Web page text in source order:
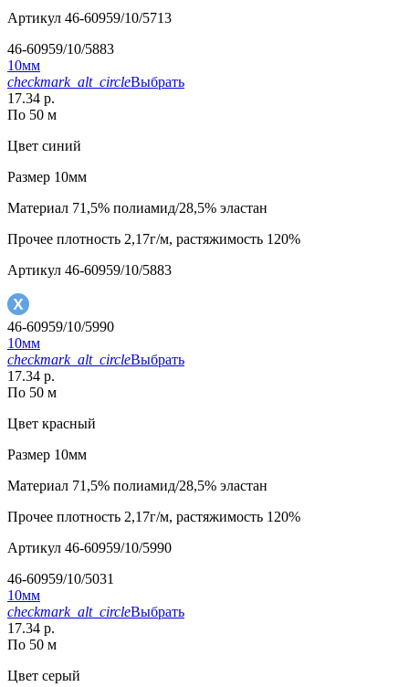
Артикул 46-60959/10/5713
46-60959/10/5883
10мм
checkmark_alt_circleВыбрать
17.34 р.
По 50 м
Цвет синий
Размер 10мм
Материал 71,5% полиамид/28,5% эластан
Прочее плотность 2,17г/м, растяжимость 120%
Артикул 46-60959/10/5883
46-60959/10/5990
10мм
checkmark_alt_circleВыбрать
17.34 р.
По 50 м
Цвет красный
Размер 10мм
Материал 71,5% полиамид/28,5% эластан
Прочее плотность 2,17г/м, растяжимость 120%
Артикул 46-60959/10/5990
46-60959/10/5031
10мм
checkmark_alt_circleВыбрать
17.34 р.
По 50 м
Цвет серый